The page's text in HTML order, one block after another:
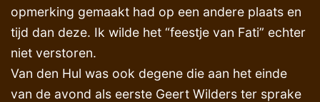
opmerking gemaakt had op een andere plaats en
tijd dan deze. Ik wilde het “feestje van Fati” echter
niet verstoren.
Van den Hul was ook degene die aan het einde
van de avond als eerste Geert Wilders ter sprake